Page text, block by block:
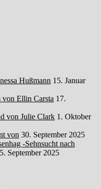
Hußmann 15. Januar
von Ellin Carsta 17.
von Julie Clark 1. Oktober
von 30. September 2025
-Sehnsucht nach
September 2025